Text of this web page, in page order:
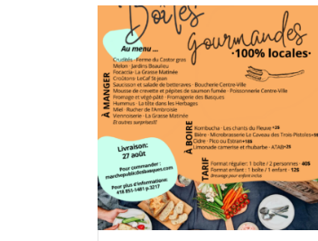
produit
plusieurs
variations.
Les
options
peuvent
être
choisies